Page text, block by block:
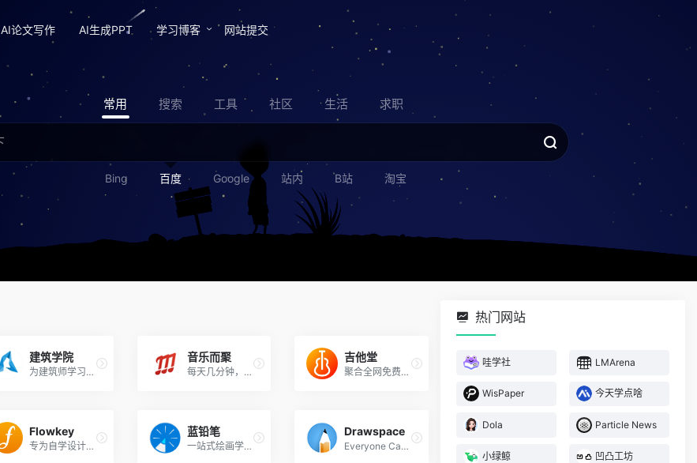
AI论文写作 AI生成PPT 学习博客 网站提交
常用 搜索 工具 社区 生活 求职
Bing 百度 Google 站内 B站 淘宝
建筑学院
为建筑师学习设计而打造的高品质平台
音乐而聚
每天几分钟，做自己的音乐家...
吉他堂
聚合全网免费吉他谱
Flowkey
专为自学设计的在线钢琴教学应用
蓝铅笔
一站式绘画学习平台
Drawspace
Everyone Can Draw
热门网站
哇学社 LMArena
WisPaper 今天学点啥
Dola Particle News
小绿鲸 凹凸工坊